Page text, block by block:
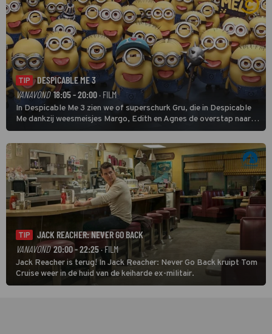
TIP
DESPICABLE ME 3
VANAVOND 18:05 - 20:00· FILM
In Despicable Me 3 zien we of superschurk Gru, die in Despicable
Me dankzij weesmeisjes Margo, Edith en Agnes de overstap naar
het rechte pad maakte, ook op dat pad weet te blijven.
TIP
JACK REACHER: NEVER GO BACK
VANAVOND 20:00 - 22:25 · FILM
Jack Reacher is terug! In Jack Reacher: Never Go Back kruipt Tom
Cruise weer in de huid van de keiharde ex-militair.